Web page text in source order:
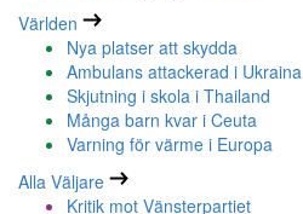
Världen
Nya platser att skydda
Ambulans attackerad i Ukraina
Skjutning i skola i Thailand
Många barn kvar i Ceuta
Varning för värme i Europa
Alla Väljare
Kritik mot Vänsterpartiet